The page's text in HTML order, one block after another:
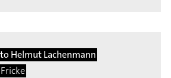
Helmut Lachenmann